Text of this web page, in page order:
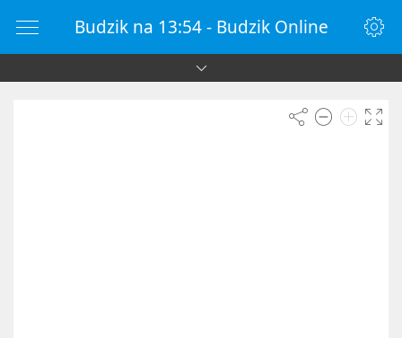
Budzik na 13:54 - Budzik Online